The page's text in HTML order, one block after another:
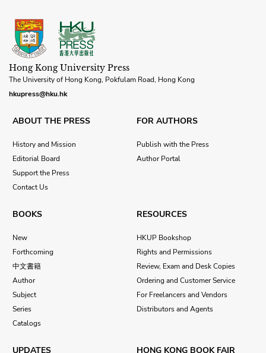
Hong Kong University Press
The University of Hong Kong, Pokfulam Road, Hong Kong
hkupress@hku.hk
ABOUT THE PRESS
History and Mission
Editorial Board
Support the Press
Contact Us
FOR AUTHORS
Publish with the Press
Author Portal
BOOKS
New
Forthcoming
中文書籍
Author
Subject
Series
Catalogs
RESOURCES
HKUP Bookshop
Rights and Permissions
Review, Exam and Desk Copies
Ordering and Customer Service
For Freelancers and Vendors
Distributors and Agents
UPDATES HONG KONG BOOK FAIR